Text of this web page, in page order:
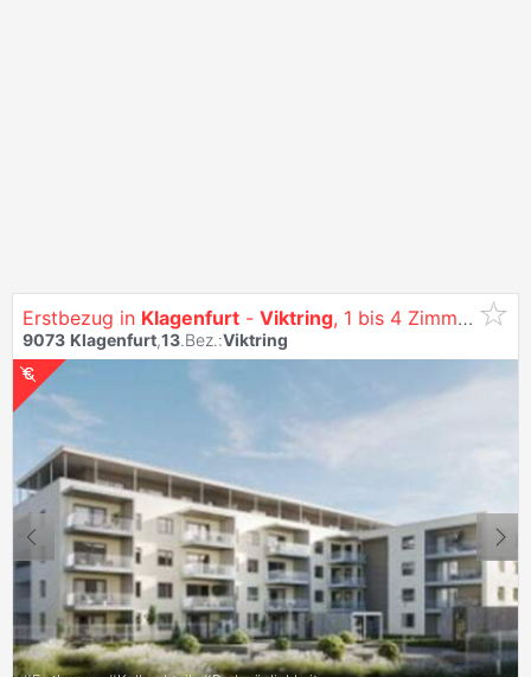
Erstbezug in Klagenfurt - Viktring, 1 bis 4 Zimmer Wohnungen - Siehe: Https:/Vitrino.At/
9073 Klagenfurt,13.Bez.:Viktring